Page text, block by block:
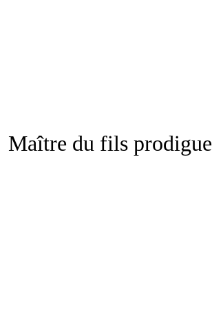
Maître du fils prodigue